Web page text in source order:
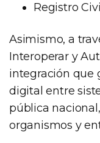
Registro
Asimismo, a
Interoperar y
integración que
digital entre
pública
organismos y